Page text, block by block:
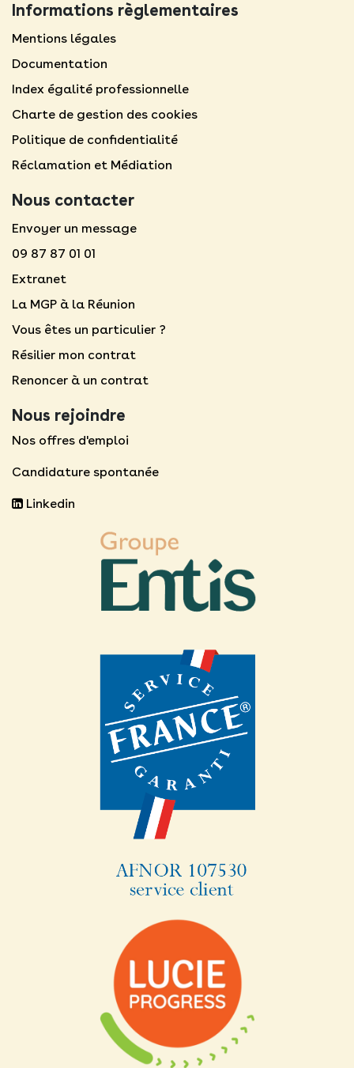
Informations règlementaires
Mentions légales​
Documentation
Index égalité professionnelle
Charte de gestion des cookies
Politique de confidentialité
Réclamation et Médiation
Nous contacter
Envoyer un message
09 87 87 01 01
Extranet
La MGP à la Réunion
Vous êtes un particulier ?
Résilier mon contrat
Renoncer à un contrat
Nous rejoindre
Nos offres d'emploi
Candidature spontanée
Linkedin